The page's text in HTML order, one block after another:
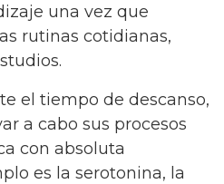
una vez que
rutinas cotidianas,
el tiempo de descanso,
a cabo sus procesos
con absoluta
es la serotonina, la